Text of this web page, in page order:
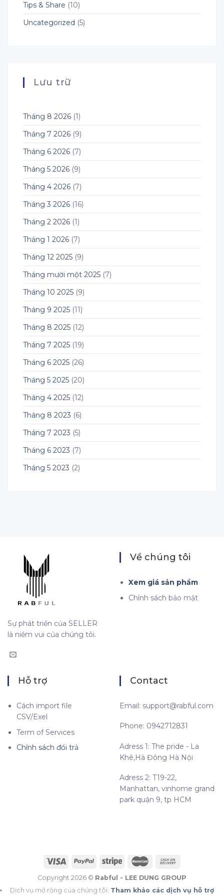
Tips & Share (10)
Uncategorized (5)
Lưu trữ
Tháng 8 2026 (1)
Tháng 7 2026 (9)
Tháng 6 2026 (7)
Tháng 5 2026 (9)
Tháng 4 2026 (7)
Tháng 3 2026 (16)
Tháng 2 2026 (1)
Tháng 1 2026 (7)
Tháng 12 2025 (9)
Tháng mười một 2025 (7)
Tháng 10 2025 (9)
Tháng 9 2025 (11)
Tháng 8 2025 (12)
Tháng 7 2025 (19)
Tháng 6 2025 (26)
Tháng 5 2025 (20)
Tháng 4 2025 (12)
Tháng 8 2023 (6)
Tháng 7 2023 (5)
Tháng 6 2023 (7)
Tháng 5 2023 (2)
Sự phát triển của SELLER
là niềm vui của chúng tôi.
Về chúng tôi
Xem giá sản phẩm
Chính sách bảo mật
Hỗ trợ
Cách import file
CSV/Exel
Term of Services
Chính sách đổi trả
Contact
Email: support@rabful.com
Phone: 0942712831
Adress 1: The pride - La
Khê,Hà Đông Hà Nội
Adress 2: T19-22,
Manhattan, vinhome grand
park quận 9, tp HCM
Copyright 2026 © Rabful - LEE DUNG GROUP
Dịch vụ mở rộng của chúng tôi: Tham khảo các dịch vụ hỗ trợ